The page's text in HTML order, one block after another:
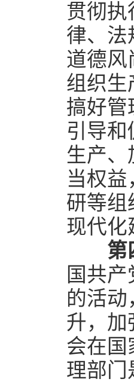
贯彻执
律、法
道德风
组织生
搞好管
引导
生产、
当权
研等组
现代化
第
国共
的活
升，加
会在国
理部门